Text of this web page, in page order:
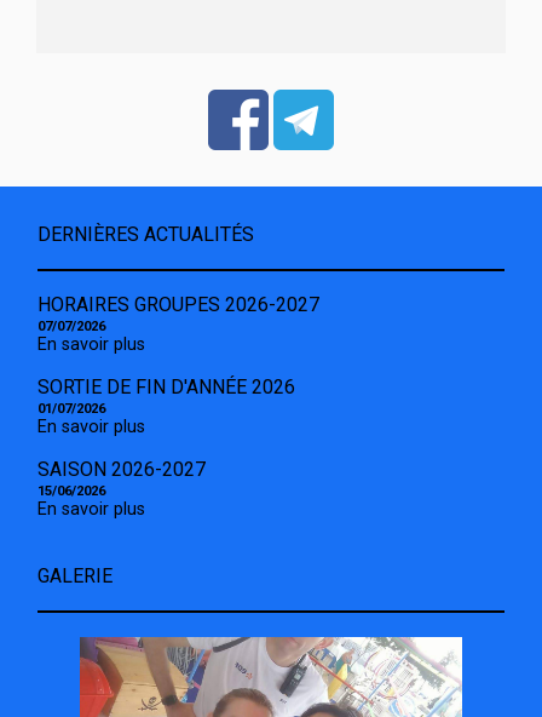
DERNIÈRES ACTUALITÉS
HORAIRES GROUPES 2026-2027
07/07/2026
En savoir plus
SORTIE DE FIN D'ANNÉE 2026
01/07/2026
En savoir plus
SAISON 2026-2027
15/06/2026
En savoir plus
GALERIE